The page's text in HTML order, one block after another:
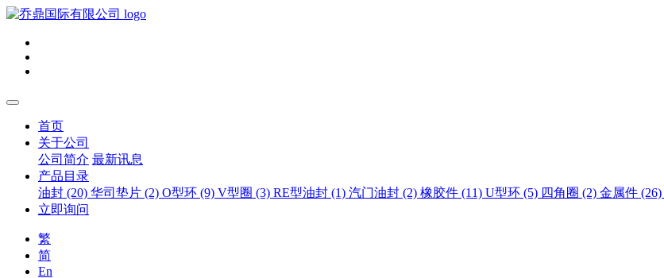
首页
关于公司
公司简介 最新讯息
产品目录
油封 (20) 华司垫片 (2) O型环 (9) V型圈 (3) RE型油封 (1) 汽门油封 (2) 橡胶件 (11) U型环 (5) 四角圈 (2) 金属件 (26)
立即询问
繁
简
En